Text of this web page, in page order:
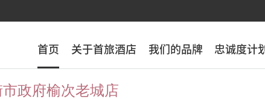
首页 关于首旅酒店 我们的品牌 忠诚度计划
首页 关于首旅酒店 我们的品牌 忠诚度计划
政府榆次老城店